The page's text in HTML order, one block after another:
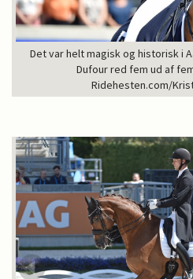
Det var helt magisk og historisk i
Dufour red fem ud af
Ridehesten.com/